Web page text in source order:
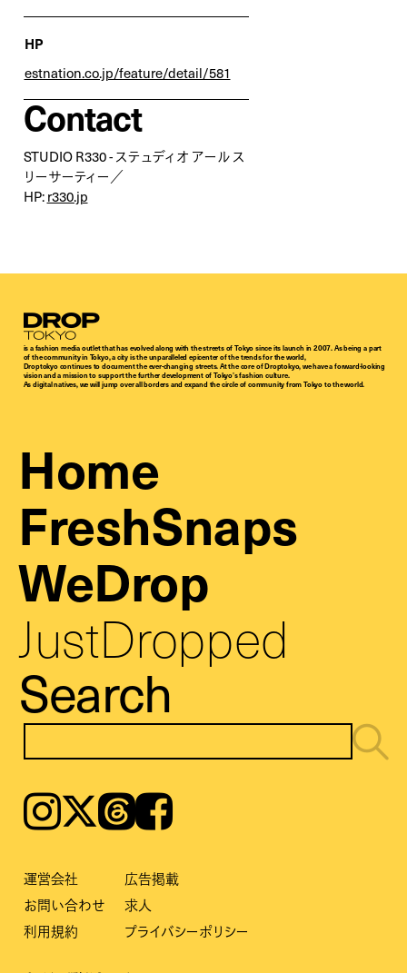
HP
estnation.co.jp/feature/detail/581
Contact
STUDIO R330 - ステュディオ アール ス
リーサーティー／
HP: r330.jp
Droptokyo
is a fashion media outlet that has evolved along with the streets of Tokyo since its launch in 2007. As being a part
of the community in Tokyo, a city is the unparalleled epicenter of the trends for the world,
Droptokyo continues to document the ever-changing streets. At the core of Droptokyo, we have a forward-looking
vision and a mission to support the further development of Tokyo’s fashion culture.
As digital natives, we will jump over all borders and expand the circle of community from Tokyo to the world.
Home
FreshSnaps
WeDrop
JustDropped
Search
Instagram𝕏ThreadsFacebook
運営会社
広告掲載
お問い合わせ
求人
利用規約
プライバシーポリシー